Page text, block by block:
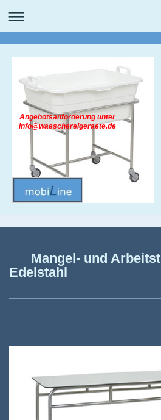
Angebotsanforderung unter
info@waeschereigeraete.de
Mangel- und
Edelstahl